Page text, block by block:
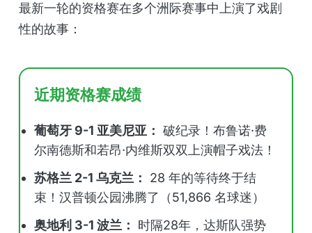
最新一轮的资格赛在多个洲际赛事中上演了戏剧
性的故事：
近期资格赛成绩
葡萄牙 9-1 亚美尼亚： 破纪录！布鲁诺·费
尔南德斯和若昂·内维斯双双上演帽子戏法！
苏格兰 2-1 乌克兰：
28 年的等待终于结
束！汉普顿公园沸腾了（51,866 名球迷）
奥地利 3-1 波兰：
时隔28年，达斯队强势